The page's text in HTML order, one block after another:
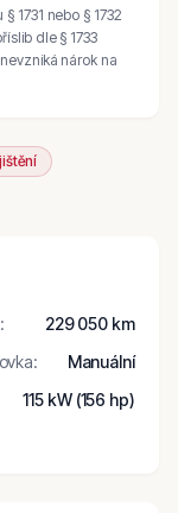
1731 nebo § 1732
dle § 1733
nárok na
:
229 050 km
:
Manuální
115 kW (156 hp)